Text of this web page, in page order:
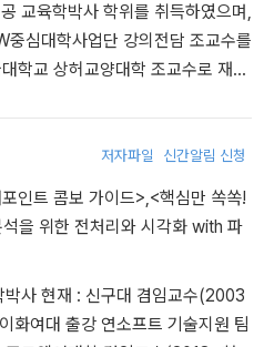
교육학박사 학위를 취득하였으며,
심대학사업단 강의전담 조교수를
학교 상허교양대학 조교수로 재직
저자파일 신간알림 신청
인트 콤보 가이드> <핵심만 쏙쏙!
을 위한 전처리와 시각화 with 파
사 현재 : 신구대 겸임교수(2003
화여대 출강 연소프트 기술지원 팀